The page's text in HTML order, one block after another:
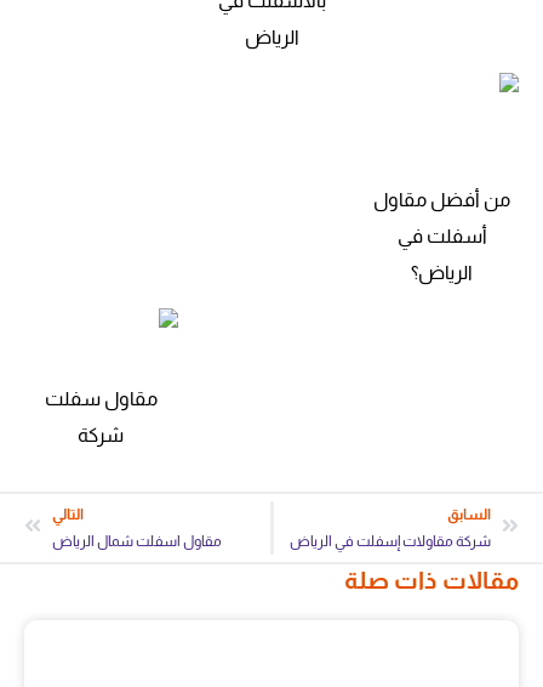
الرياض
من أفضل مقاول
أسفلت في
الرياض؟
مقاول سفلت
شركة
السابق
شركة مقاولات إسفلت في الرياض
التالي
مقاول اسفلت شمال الرياض
مقالات ذات صلة